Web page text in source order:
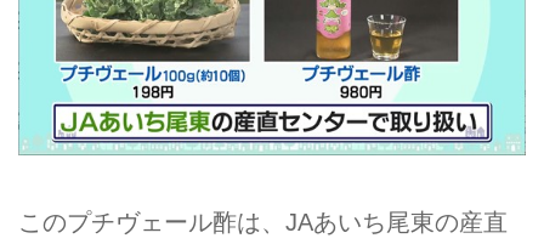
このプチヴェール酢は、JAあいち尾東の産直